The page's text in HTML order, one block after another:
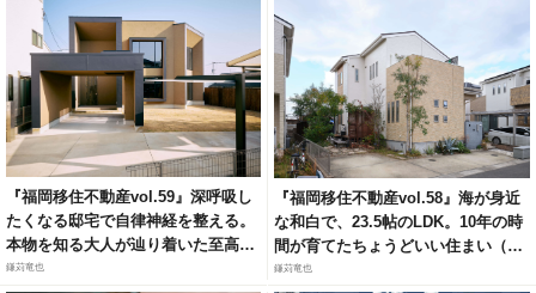
『福岡移住不動産vol.59』深呼吸し
たくなる邸宅で自律神経を整える。
本物を知る大人が辿り着いた至高の
リトリート（福岡市城南区梅林）
鎌苅竜也
『福岡移住不動産vol.58』海が身近
な和白で、23.5帖のLDK。10年の時
間が育てたちょうどいい住まい（福
岡市東区和白6）
鎌苅竜也